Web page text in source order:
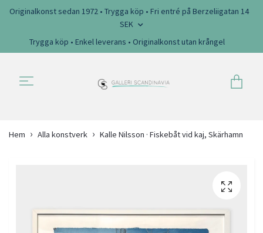
Originalkonst sedan 1972 • Trygga köp • Fri entré på Berzeliigatan 14
SEK
Trygga köp • Enkel leverans • Originalkonst utan krångel
Hem Alla konstverk Kalle Nilsson · Fiskebåt vid kaj, Skärhamn